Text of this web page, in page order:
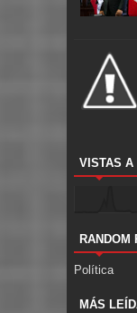
VISTAS A
RANDOM
Política
MÁS